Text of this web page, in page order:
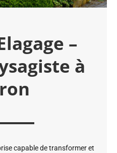
–
à
capable de transformer et